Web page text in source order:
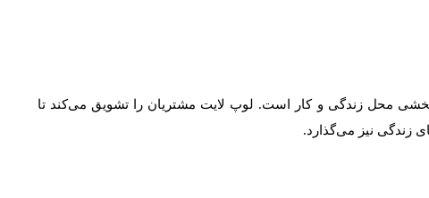
محل زندگی و کار است. لوپ لایت مشتریان را تشویق می‌کند تا
زندگی نیز می‌گذارد.